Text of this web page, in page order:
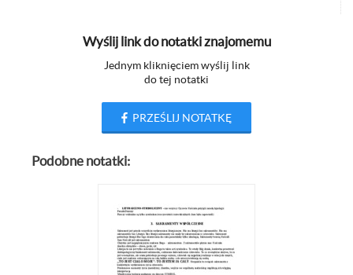
Wyślij link do notatki znajomemu
Jednym kliknięciem wyślij link
do tej notatki
PRZEŚLIJ NOTATKĘ
Podobne notatki: